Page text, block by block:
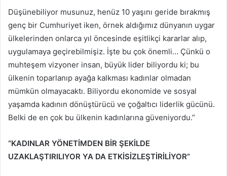
Düşünebiliyor musunuz, henüz 10 yaşını geride bırakmış
genç bir Cumhuriyet iken, örnek aldığımız dünyanın uygar
ülkelerinden onlarca yıl öncesinde eşitlikçi kararlar alıp,
uygulamaya geçirebilmişiz. İşte bu çok önemli… Çünkü o
muhteşem vizyoner insan, büyük lider biliyordu ki; bu
ülkenin toparlanıp ayağa kalkması kadınlar olmadan
mümkün olmayacaktı. Biliyordu ekonomide ve sosyal
yaşamda kadının dönüştürücü ve çoğaltıcı liderlik gücünü.
Belki de en çok bu ülkenin kadınlarına güveniyordu.”
“KADINLAR YÖNETİMDEN BİR ŞEKİLDE
UZAKLAŞTIRILIYOR YA DA ETKİSİZLEŞTİRİLİYOR”